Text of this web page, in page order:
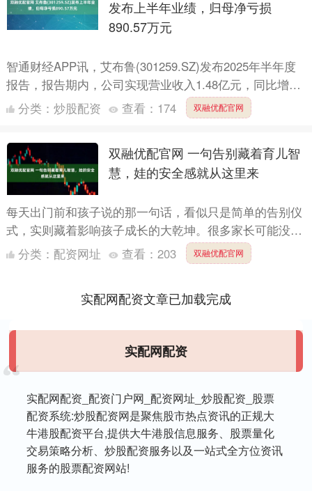
发布上半年业绩，归母净亏损
890.57万元
智通财经APP讯，艾布鲁(301259.SZ)发布2025年半年度
报告，报告期内，公司实现营业收入1.48亿元，同比增长
98.03%。归属于上市公司股东净亏损8....
分类： 炒股配资 查看： 174 双融优配官网
双融优配官网 一句告别藏着育儿智
慧，娃的安全感就从这里来
每天出门前和孩子说的那一句话，看似只是简单的告别仪
式，实则藏着影响孩子成长的大乾坤。很多家长可能没意
识到，这句随口而出的话，会悄悄塑造孩子的安全感、独
立性，甚至....
分类： 配资网址 查看： 203 双融优配官网
实配网配资文章已加载完成
实配网配资
实配网配资_配资门户网_配资网址_炒股配资_股票
配资系统:炒股配资网是聚焦股市热点资讯的正规大
牛港股配资平台,提供大牛港股信息服务、股票量化
交易策略分析、炒股配资服务以及一站式全方位资讯
服务的股票配资网站!